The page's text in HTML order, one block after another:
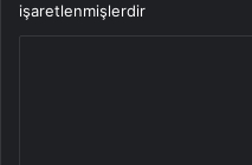
işaretlenmişlerdir